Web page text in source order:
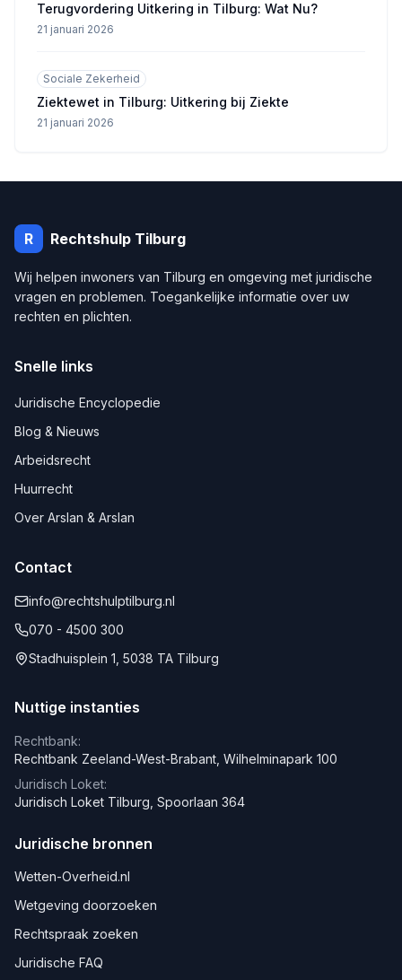
Terugvordering Uitkering in Tilburg: Wat Nu?
21 januari 2026
Sociale Zekerheid
Ziektewet in Tilburg: Uitkering bij Ziekte
21 januari 2026
R Rechtshulp Tilburg
Wij helpen inwoners van Tilburg en omgeving met juridische
vragen en problemen. Toegankelijke informatie over uw
rechten en plichten.
Snelle links
Juridische Encyclopedie
Blog & Nieuws
Arbeidsrecht
Huurrecht
Over Arslan & Arslan
Contact
info@rechtshulptilburg.nl
070 - 4500 300
Stadhuisplein 1, 5038 TA Tilburg
Nuttige instanties
Rechtbank:
Rechtbank Zeeland-West-Brabant, Wilhelminapark 100
Juridisch Loket:
Juridisch Loket Tilburg, Spoorlaan 364
Juridische bronnen
Wetten-Overheid.nl
Wetgeving doorzoeken
Rechtspraak zoeken
Juridische FAQ